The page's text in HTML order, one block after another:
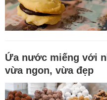
Ứa nước miếng với
vừa ngon, vừa đẹp